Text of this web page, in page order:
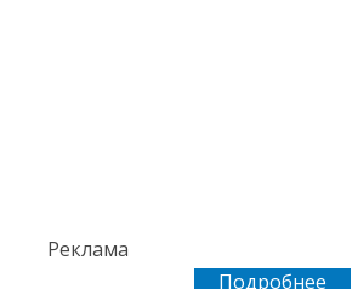
Реклама
Подробнее